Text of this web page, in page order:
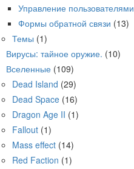
Управление пользователями
Формы обратной связи (13)
Темы (1)
Вирусы: тайное оружие. (10)
Вселенные (109)
Dead Island (29)
Dead Space (16)
Dragon Age II (1)
Fallout (1)
Mass effect (14)
Red Faction (1)